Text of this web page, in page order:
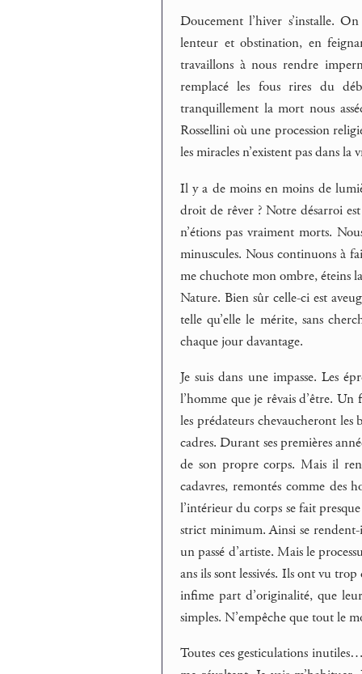
Doucement l’hiver s’installe.
lenteur et obstination, en
travaillons à nous rendre
remplacé les fous rires du
tranquillement la mort nous
Rossellini où une procession
les miracles n’existent pas dans la
Il y a de moins en moins de
droit de rêver ? Notre désarroi
n’étions pas vraiment morts.
minuscules. Nous continuons à
me chuchote mon ombre, éteins
Nature. Bien sûr celle-ci est
telle qu’elle le mérite, sans
chaque jour davantage.
Je suis dans une impasse. Les
l’homme que je rêvais d’être.
les prédateurs chevaucheront les
cadres. Durant ses premières
de son propre corps. Mais il
cadavres, remontés comme des
l’intérieur du corps se fait
strict minimum. Ainsi se
un passé d’artiste. Mais le
ans ils sont lessivés. Ils ont vu
infime part d’originalité, que
simples. N’empêche que tout le
Toutes ces gesticulations